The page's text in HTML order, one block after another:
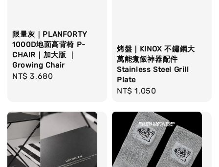
限量灰｜PLANFORTY
1000D地面高背椅 P-
CHAIR｜加大版 ｜
Growing Chair
Regular
NT$ 3,680
烤盤｜KINOX 不鏽鋼大
萬能煮飯神器配件
Stainless Steel Grill
Plate
Regular
NT$ 1,050